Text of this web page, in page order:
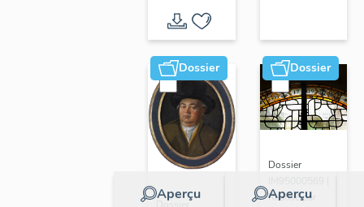
de
l'agglomération
de
Cergy-
Pontoise
Dossier
Aperçu
Dossier
Aperçu
Dossier
Réalisé par